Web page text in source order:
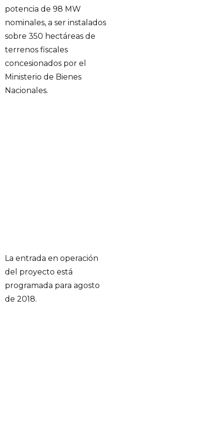
potencia de 98 MW
nominales, a ser instalados
sobre 350 hectáreas de
terrenos fiscales
concesionados por el
Ministerio de Bienes
Nacionales.
La entrada en operación
del proyecto está
programada para agosto
de 2018.